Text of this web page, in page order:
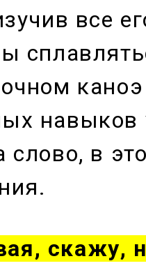
все
навыков
слово, в
скажу,